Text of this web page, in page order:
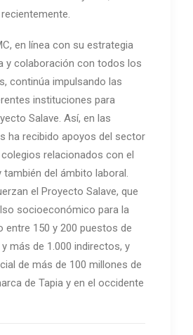
en línea con su estrategia
y colaboración con todos los
continúa impulsando las
instituciones para
Salave. Así, en las
ha recibido apoyos del sector
relacionados con el
del ámbito laboral.
el Proyecto Salave, que
socioeconómico para la
entre 150 y 200 puestos de
más de 1.000 indirectos, y
de más de 100 millones de
de Tapia y en el occidente